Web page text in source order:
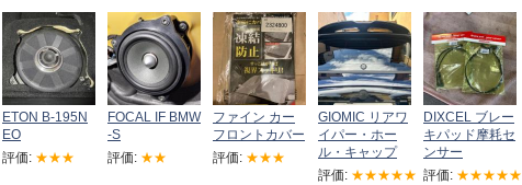
ETON B-195N
EO
評価: ★★★
FOCAL IF BMW
-S
評価: ★★
ファイン カー
フロントカバー
評価: ★★★
GIOMIC リアワ
イパー・ホー
ル・キャップ
評価: ★★★★★
DIXCEL ブレー
キパッド摩耗セ
ンサー
評価: ★★★★★